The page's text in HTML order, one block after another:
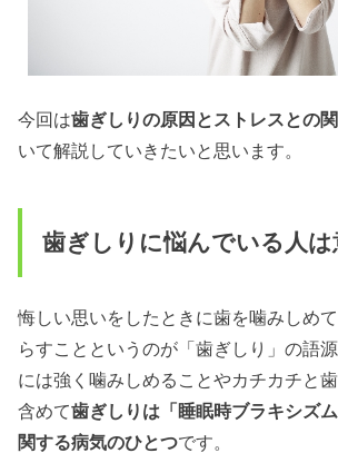
今回は歯ぎしりの原因 とストレスとの
いて解説していきたいと思います。
歯ぎしりに悩んでいる人は
悔しい思いをしたときに歯を噛みしめ
らすことというのが「歯ぎしり」の語
には強く噛みしめることやカチカチと
含めて歯ぎしりは「睡眠時ブラキシズ
関する病気のひとつです。